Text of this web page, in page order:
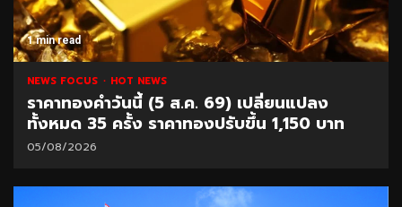
1 min read
NEWS FOCUS HOT NEWS
ราคาทองคำวันนี้ (5 ส.ค. 69) เปลี่ยนแปลง
ทั้งหมด 35 ครั้ง ราคาทองปรับขึ้น 1,150 บาท
05/08/2026